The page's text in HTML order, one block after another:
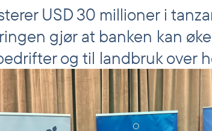
USD 30 millioner i
gjør at banken kan
og til landbruk over